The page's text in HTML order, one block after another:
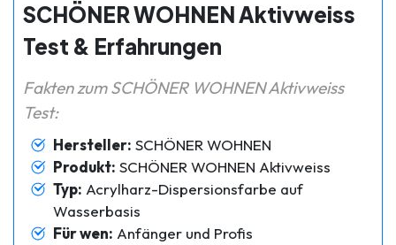
SCHÖNER WOHNEN Aktivweiss
Test & Erfahrungen
Fakten zum SCHÖNER WOHNEN Aktivweiss
Test:
Hersteller: SCHÖNER WOHNEN
Produkt: SCHÖNER WOHNEN Aktivweiss
Typ: Acrylharz-Dispersionsfarbe auf
Wasserbasis
Für wen: Anfänger und Profis